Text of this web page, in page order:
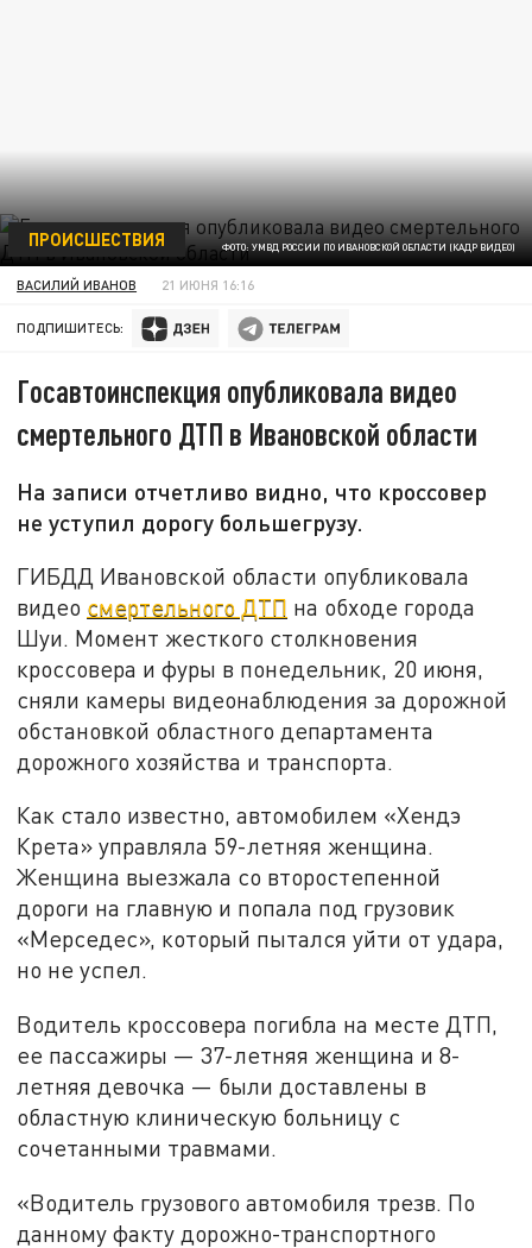
ФОТО: УМВД РОССИИ ПО ИВАНОВСКОЙ ОБЛАСТИ (КАДР ВИДЕО)
ПРОИСШЕСТВИЯ
ВАСИЛИЙ ИВАНОВ 21 ИЮНЯ 16:16
ПОДПИШИТЕСЬ:
Госавтоинспекция опубликовала видео
смертельного ДТП в Ивановской области
На записи отчетливо видно, что кроссовер
не уступил дорогу большегрузу.
ГИБДД Ивановской области опубликовала
видео смертельного ДТП на обходе города
Шуи. Момент жесткого столкновения
кроссовера и фуры в понедельник, 20 июня,
сняли камеры видеонаблюдения за дорожной
обстановкой областного департамента
дорожного хозяйства и транспорта.
Как стало известно, автомобилем «Хендэ
Крета» управляла 59-летняя женщина.
Женщина выезжала со второстепенной
дороги на главную и попала под грузовик
«Мерседес», который пытался уйти от удара,
но не успел.
Водитель кроссовера погибла на месте ДТП,
ее пассажиры — 37-летняя женщина и 8-
летняя девочка — были доставлены в
областную клиническую больницу с
сочетанными травмами.
«Водитель грузового автомобиля трезв. По
данному факту дорожно-транспортного